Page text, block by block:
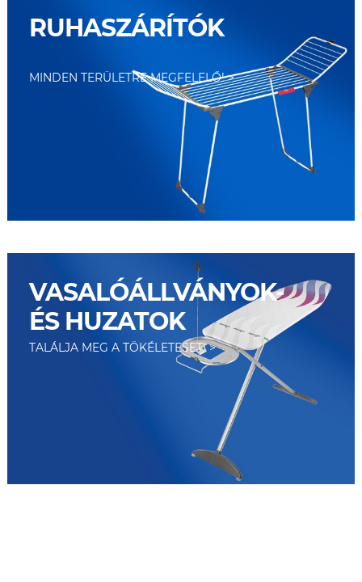
RUHASZÁRÍTÓK
MINDEN TERÜLETRE MEGFELELŐ!
VASALÓÁLLVÁNYOK-
ÉS HUZATOK
TALÁLJA MEG A TÖKÉLETESET!